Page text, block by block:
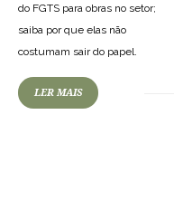
do FGTS para obras no setor;
saiba por que elas não
costumam sair do papel.
LER MAIS